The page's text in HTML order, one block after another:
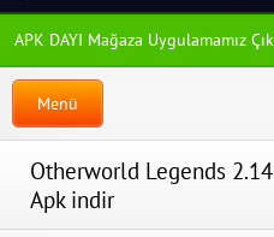
APK DAYI Mağaza Uygulamamız
Menü
Otherworld Legends
Apk indir